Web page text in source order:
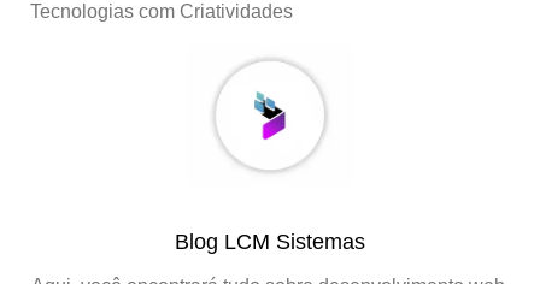
Tecnologias com Criatividades
Blog LCM Sistemas